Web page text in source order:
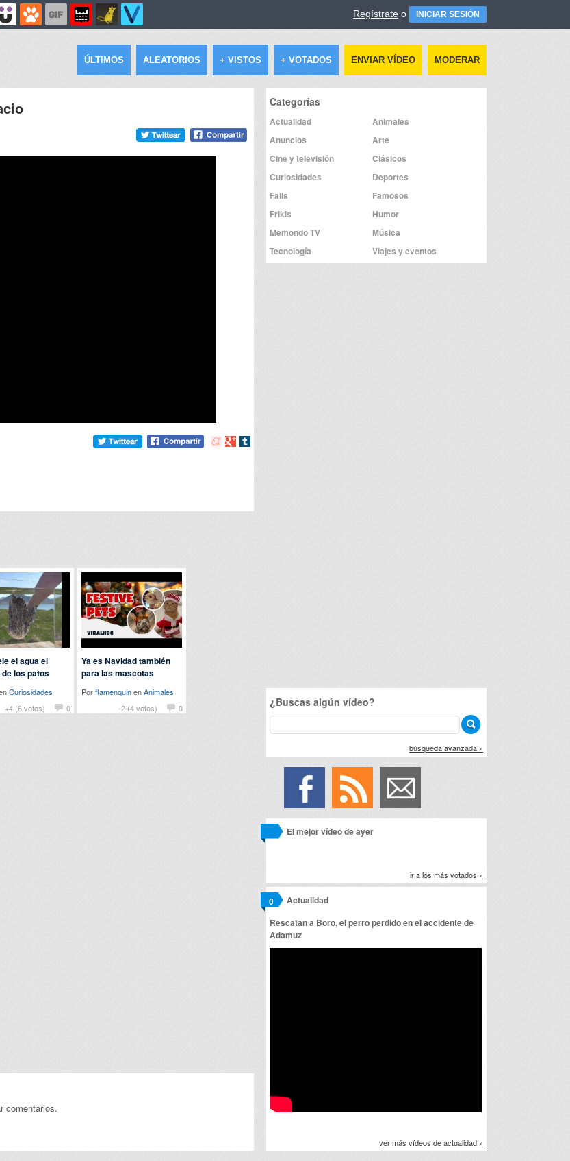
Regístrate o INICIAR SESIÓN
ÚLTIMOS ALEATORIOS + VISTOS + VOTADOS ENVIAR VÍDEO MODERAR
Compartir
Compartir
Compartir
+4 (6 votos) 0
el agua el
los patos
Curiosidades
-2 (4 votos)
0
Ya es Navidad también
para las mascotas
PorflamenquinenAnimales
comentarios.
Categorías
Actualidad
Animales
Anuncios
Arte
Cine y televisión
Clásicos
Curiosidades
Deportes
Fails
Famosos
Frikis
Humor
Memondo TV
Música
Tecnología
Viajes y eventos
¿Buscas algún vídeo?
búsqueda avanzada »
El mejor vídeo de ayer
ir a los más votados »
Actualidad
0
Rescatan a Boro, el perro perdido en el accidente de
Adamuz
ver más vídeos de actualidad »